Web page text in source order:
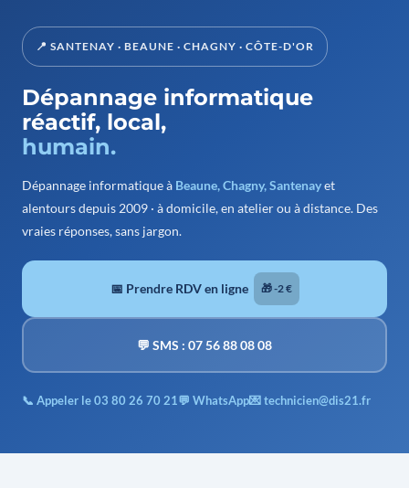
📍 SANTENAY · BEAUNE · CHAGNY · CÔTE-D'OR
Dépannage informatique
réactif, local,
humain.
Dépannage informatique à Beaune, Chagny, Santenayet
alentours depuis 2009 · à domicile, en atelier ou à distance. Des
vraies réponses, sans jargon.
📅 Prendre RDV en ligne 🎁 -2 €
💬 SMS : 07 56 88 08 08
📞 Appeler le 03 80 26 70 21💬 WhatsApp💌 technicien@dis21.fr